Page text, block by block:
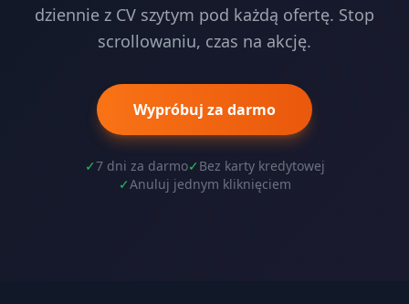
dziennie z CV szytym pod każdą ofertę. Stop
scrollowaniu, czas na akcję.
Wypróbuj za darmo
✓7 dni za darmo✓ Bez karty kredytowej
✓Anuluj jednym kliknięciem